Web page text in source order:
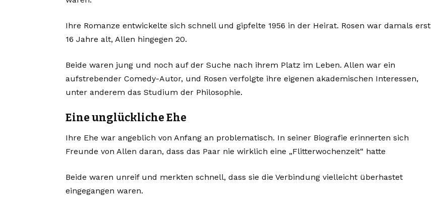
Ihre Romanze entwickelte sich schnell und gipfelte 1956 in der Heirat. Rosen war damals erst
16 Jahre alt, Allen hingegen 20.
Beide waren jung und noch auf der Suche nach ihrem Platz im Leben. Allen war ein
aufstrebender Comedy-Autor, und Rosen verfolgte ihre eigenen akademischen Interessen,
unter anderem das Studium der Philosophie.
Eine unglückliche Ehe
Ihre Ehe war angeblich von Anfang an problematisch. In seiner Biografie erinnerten sich
Freunde von Allen daran, dass das Paar nie wirklich eine „Flitterwochenzeit“ hatte
Beide waren unreif und merkten schnell, dass sie die Verbindung vielleicht überhastet
eingegangen waren.